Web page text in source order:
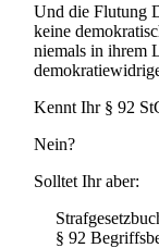
Und die Flutung
keine
niemals in ihrem
Kennt Ihr § 92
Nein?
Solltet Ihr aber:
§ 92